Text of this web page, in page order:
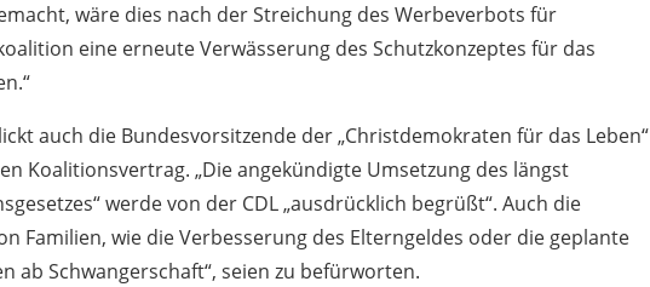
wäre dies nach der Streichung des Werbeverbots für
eine erneute Verwässerung des Schutzkonzeptes für das
auch die Bundesvorsitzende der „Christdemokraten für das Leben“
Koalitionsvertrag. „Die angekündigte Umsetzung des längst
werde von der CDL „ausdrücklich begrüßt“. Auch die
Familien, wie die Verbesserung des Elterngeldes oder die geplante
ab Schwangerschaft“, seien zu befürworten.